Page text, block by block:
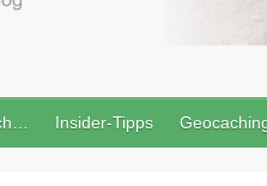
Insider-Tipps